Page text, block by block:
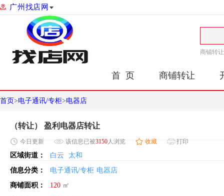
广州找店网
商铺转让
首 页 商铺转让
首页>电子通讯/专柜>电器店
（转让） 盈利电器店转让
今日 更新 该信息已被3150人浏览 收藏 打印
区域街道： 白云
太和
信息分类：
电子通讯/专柜 电器店
商铺面积：
120 ㎡